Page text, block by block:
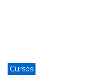
Cursos